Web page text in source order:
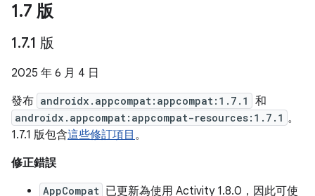
1.7 版
1.7.1 版
2025 年 6 月 4 日
發布 androidx.appcompat:appcompat:1.7.1 和
androidx.appcompat:appcompat-resources:1.7.1 。
1.7.1 版包含這些修訂項目 。
修正錯誤
AppCompat 已更新為使用 Activity 1.8.0，因此可使